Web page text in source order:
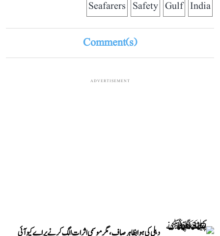
India
Gulf
Safety
Seafarers
Comment(s)
ADVERTISEMENT
دہلی کی ہوا بظاہر صاف، مگر موسمی اثرات الگ کرنے پر اے کیو آئی